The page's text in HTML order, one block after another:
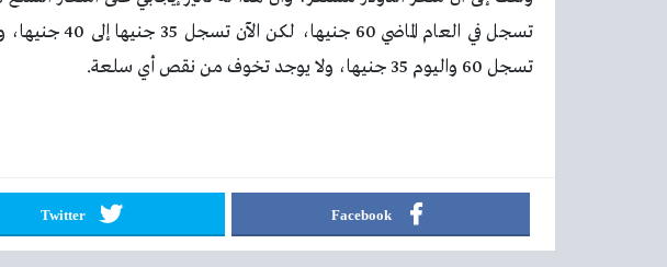
تسجل في العام
تسجل 60 واليوم 35 جنيها، ولا يوجد تخوف من نقص أي سلعة.
Facebook
Twitter